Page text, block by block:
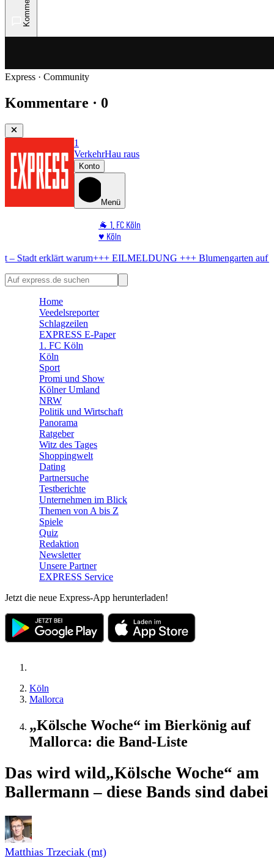
Express · Community
Kommentare · 0
1
VerkehrHau raus
Konto
Menü
🐐 1. FC Köln
♥️ Köln
🏆 Sport
warum+++ EILMELDUNG +++Blumengarten auf der Venloer
Home
Veedelsreporter
Schlagzeilen
EXPRESS E-Paper
1. FC Köln
Köln
Sport
Promi und Show
Kölner Umland
NRW
Politik und Wirtschaft
Panorama
Ratgeber
Witz des Tages
Shoppingwelt
Dating
Partnersuche
Testberichte
Unternehmen im Blick
Themen von A bis Z
Spiele
Quiz
Redaktion
Newsletter
Unsere Partner
EXPRESS Service
Jetzt die neue Express-App herunterladen!
Köln
Mallorca
„Kölsche Woche“ im Bierkönig auf
Mallorca: die Band-Liste
Das wird wild„Kölsche Woche“ am
Ballermann – diese Bands sind dabei
Matthias Trzeciak (mt)